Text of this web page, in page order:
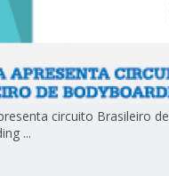
circuito Brasileiro de
...